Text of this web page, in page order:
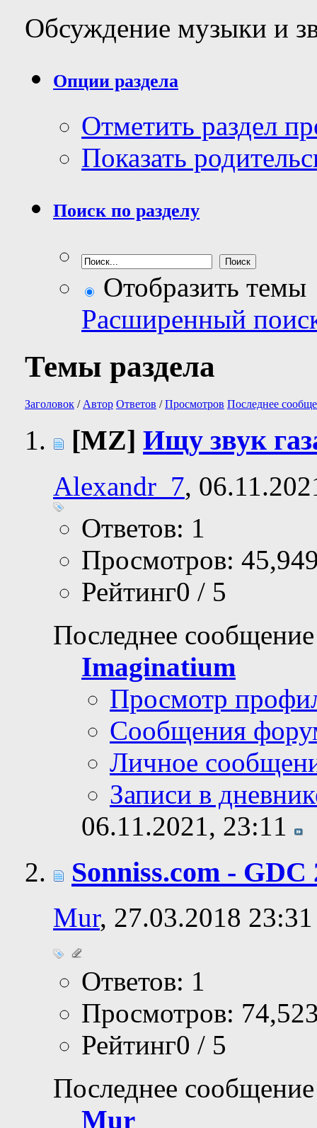
Обсуждение музыки и
Опции раздела
Отметить раздел
Показать
Поиск по разделу
Отобразить темы
Расширенный
Темы раздела
Заголовок / Автор Ответов /Просмотров Последнее
[MZ] Ищу звук
Alexandr_7,
Ответов: 1
Просмотров:
Рейтинг0 / 5
Последнее
Imaginatium
Просмотр
Сообщения
Личное
Записи в
06.11.2021, 23:11
Sonniss.com -
Mur, 27.03.2018 23:31
Ответов: 1
Просмотров:
Рейтинг0 / 5
Последнее
Mur